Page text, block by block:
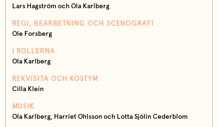
Lars Hagström och Ola Karlberg
REGI, BEARBETNING OCH SCENOGRAFI
Ole Forsberg
I ROLLERNA
Ola Karlberg
REKVISITA OCH KOSTYM
Cilla Klein
MUSIK
Ola Karlberg, Harriet Ohlsson och Lotta Sjölin Cederblom